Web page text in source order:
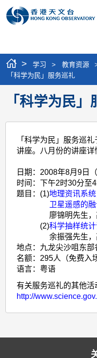
> 学习 > 教育资源
「科学为民」服务巡礼
「科学为民
「科学为民」服务巡
讲座。八月份的讲座详
日期： 2008年8月9日（
时间：下午2时30分至
题目： (1)地理资讯系
卫星遥感的
廖锦明先生
(2)科学抽样统
余振强先生
地点： 九龙尖沙咀东
名额： 295人（免费入
语言： 粤语
有关服务巡礼的其他活
http://